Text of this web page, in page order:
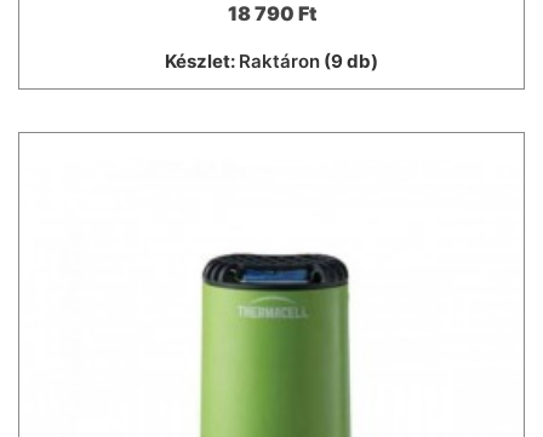
18 790 Ft
Készlet: Raktáron (9 db)